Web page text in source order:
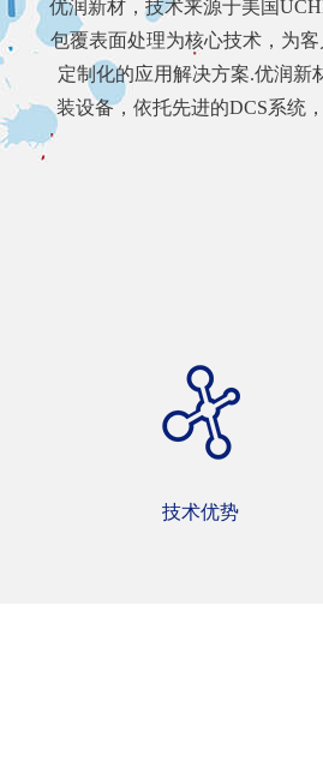
优润新材，技术来源于美国
包覆表面处理为核心技术，为
定制化的应用解决方案.优润新
装设备，依托先进的DCS系统
技术优势